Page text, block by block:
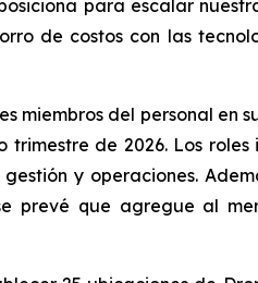
para escalar
de costos con las
miembros del personal en
de 2026. Los roles
y operaciones.
prevé que agregue al